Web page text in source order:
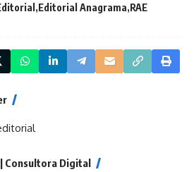
Editorial Anagrama RAE
Consultora Digital